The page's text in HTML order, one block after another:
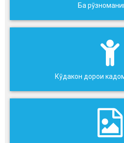
Ба
Кӯдакон дорои